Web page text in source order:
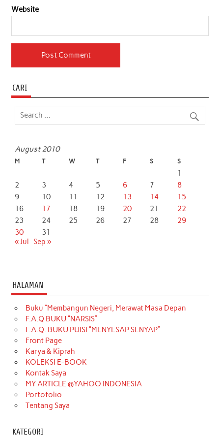
Website
CARI
August 2010
M T W T F S S
1
2
3 4 5 6 7
8
9
10 11 12 13 14
15
16
17 18 19 20 21
22
23
24 25 26 27 28
29
30
31
« Jul Sep »
HALAMAN
Buku “Membangun Negeri, Merawat Masa Depan
F.A.Q BUKU “NARSIS”
F.A.Q. BUKU PUISI “MENYESAP SENYAP”
Front Page
Karya & Kiprah
KOLEKSI E-BOOK
Kontak Saya
MY ARTICLE @YAHOO INDONESIA
Portofolio
Tentang Saya
KATEGORI